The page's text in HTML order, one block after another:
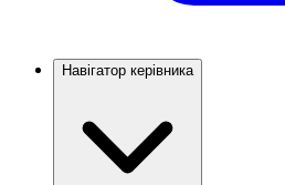
Навігатор керівника